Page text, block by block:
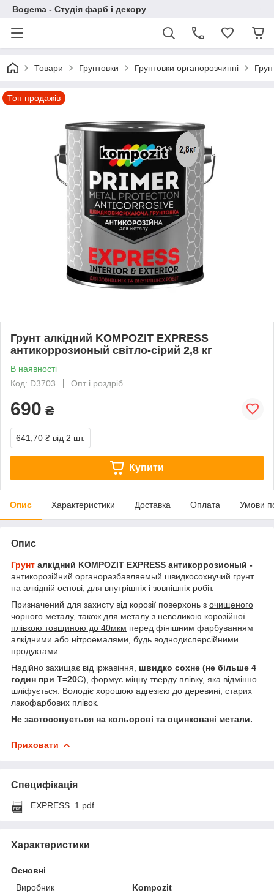
Bogema - Студія фарб і декору
Товари Грунтовки Грунтовки органорозчинні
Топ продажів
Грунт алкідний KOMPOZIT EXPRESS
антикоррозионый світло-сірий 2,8 кг
В наявності
Код: D3703
Опт і роздріб
690 ₴
641,70 ₴ від 2 шт.
Купити
Опис Характеристики Доставка Оплата Умови
Опис
Грунт алкідний KOMPOZIT EXPRESS антикоррозионый -
антикорозійний органоразбавляемый швидкосохнучий грунт
на алкідній основі, для внутрішніх і зовнішніх робіт.
Призначений для захисту від корозії поверхонь з очищеного
чорного металу, також для металу з невеликою корозійної
плівкою товщиною до 40мкм перед фінішним фарбуванням
алкідними або нітроемалями, будь воднодисперсійними
продуктами.
Надійно захищає від іржавіння, швидко сохне (не більше 4
годин при Т=20С), формує міцну тверду плівку, яка відмінно
шліфується. Володіє хорошою адгезією до деревині, старих
лакофарбових плівок.
Не застосовується на кольорові та оцинковані метали.
Приховати
Специфікація
_EXPRESS_1.pdf
Характеристики
Основні
Виробник
Kompozit